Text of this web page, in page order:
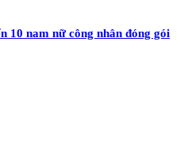
10 nam nữ công nhân đóng gói